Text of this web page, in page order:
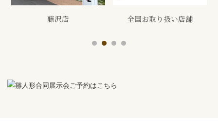
藤沢店 全国お取り扱い店舗